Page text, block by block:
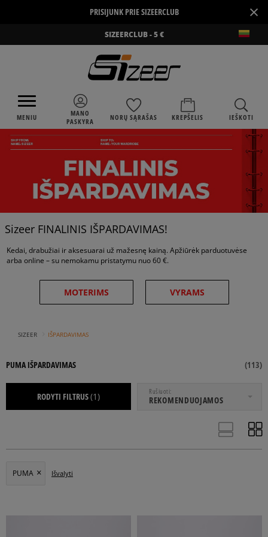
PRISIJUNK PRIE SIZEERCLUB ×
SIZEERCLUB - 5 €
MENIU
MANO
PASKYRA
NORŲ SĄRAŠAS KREPŠELIS IEŠKOTI
Sizeer FINALINIS IŠPARDAVIMAS!
Kedai, drabužiai ir aksesuarai už mažesnę kainą. Apžiūrėk parduotuvėse
arba online – su nemokamu pristatymu nuo 60 €.
MOTERIMS VYRAMS
SIZEER IŠPARDAVIMAS
PUMA IŠPARDAVIMAS (113)
RODYTI FILTRUS(1) Rušiuoti
REKOMENDUOJAMOS
NUO IKI
PUMA Išvalyti